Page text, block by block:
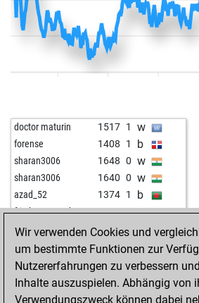
doctor maturin 1517 1 w
forense 1408 1 b
sharan3006 1648 0 w
sharan3006 1640 0 w
azad_52 1374 1 b
fritzbot amanda 1488 0 w
youbeleieveme 1617 0 w
steinway 1573 1 w
pepe gotera-25 1469 1 b
steinway 1563 0 b
argon 1547 0 b
Wir verwenden Cookies und
um bestimmte Funktionen zur
Nutzererfahrungen zu verbessern
Inhalte auszuspielen. Abhängig von
Verwendungszweck können dabei